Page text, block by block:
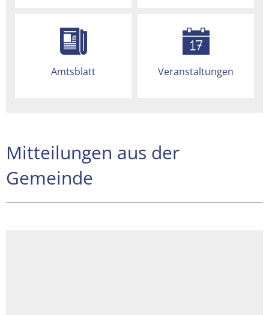
Amtsblatt Veranstaltungen
Mitteilungen aus der
Gemeinde